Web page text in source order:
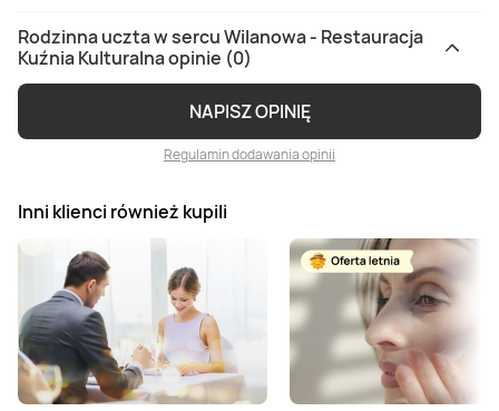
Rodzinna uczta w sercu Wilanowa - Restauracja
Kuźnia Kulturalna opinie (0)
NAPISZ OPINIĘ
Regulamin dodawania opinii
Inni klienci również kupili